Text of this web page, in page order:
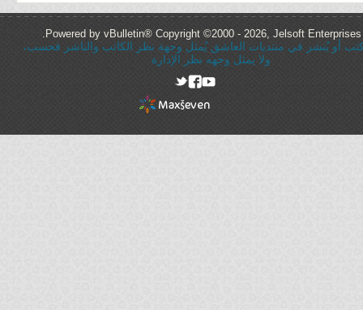
Powered by vBulletin® Copyright ©2000 - 2026, Jelsoft Enterprises
أو يُنشر في منتديات العاشق يُمثل وجهة نظر الكاتب والناشر فحسب،
ولا يمثل وجهه نظر الإدارة